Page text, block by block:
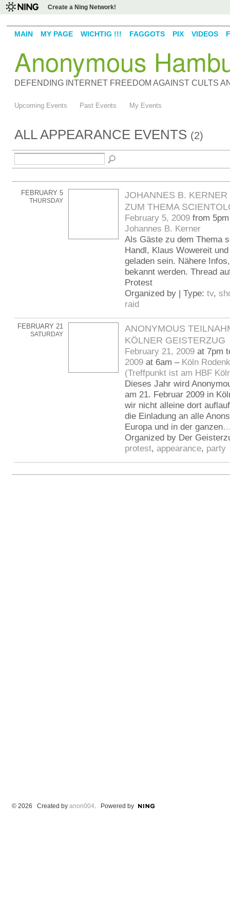
Create a Ning Network!
Anonymous
DEFENDING INTERNET FREEDOM AGAINST CULTS
MAIN MY PAGE WICHTIG !!! FAGGOTS PIX VIDEOS
Upcoming Events Past Events My Events
ALL APPEARANCE EVENTS (2)
FEBRUARY 5
THURSDAY
JOHANNES B.
ZUM THEMA
February 5, 2009from
Johannes B. Kerner
Als Gäste zu dem Thema
Handl, Klaus Wowereit
geladen sein. Nähere
bekannt werden. Thread
Protest
Organized by | Type: tv,
raid
FEBRUARY 21
SATURDAY
ANONYMOUS
KÖLNER GEISTERZUG
February 21, 2009at 7pm
2009at 6am – Köln
(Treffpunkt ist am HBF
Dieses Jahr wird
am 21. Februar 2009 in
wir nicht alleine dort
die Einladung an alle
Europa und in der ganzen
Organized by Der
protest, appearance, party
© 2026 Created by anon004. Powered by